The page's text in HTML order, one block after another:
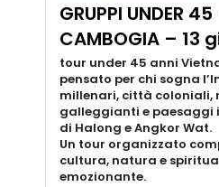
GRUPPI UNDER
CAMBOGIA – 13
tour under 45 anni
pensato per chi sogna
millenari, città coloniali,
galleggianti e paesaggi
di Halong e Angkor Wat.
Un tour organizzato
cultura, natura e
emozionante.